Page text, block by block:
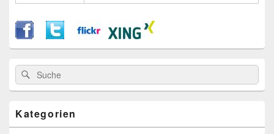
Suche
nach:
Suche
Kategorien